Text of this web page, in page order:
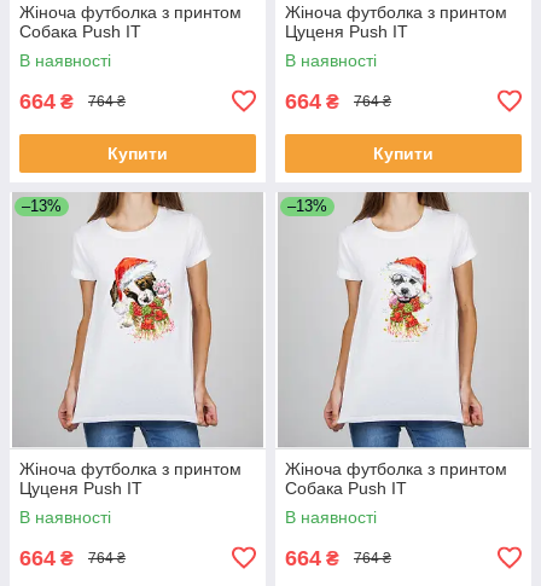
Жіноча футболка з принтом
Собака Push IT
В наявності
664 ₴ 764 ₴
Купити
Жіноча футболка з принтом
Цуценя Push IT
В наявності
664 ₴ 764 ₴
Купити
–13%
Жіноча футболка з принтом
Цуценя Push IT
В наявності
664 ₴ 764 ₴
–13%
Жіноча футболка з принтом
Собака Push IT
В наявності
664 ₴ 764 ₴